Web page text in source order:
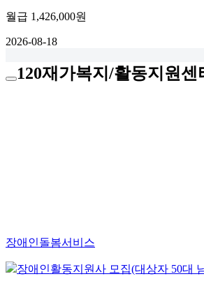
월급 1,426,000원
2026-08-18
120재가복지/활동지원센
장애인돌봄서비스
장애인활동지원사 모집(대상자 50대